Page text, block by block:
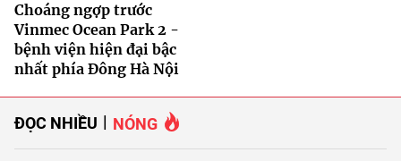
Choáng ngợp trước
Vinmec Ocean Park 2 -
bệnh viện hiện đại bậc
nhất phía Đông Hà Nội
ĐỌC NHIỀU NÓNG